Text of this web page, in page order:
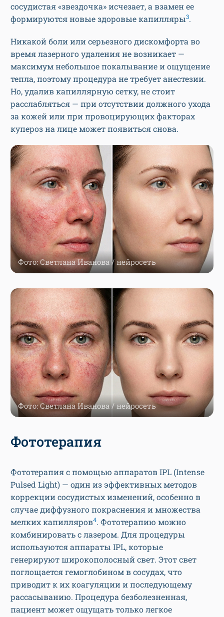
сосудистая «звездочка» исчезает, а взамен ее
формируются новые здоровые капилляры3.
Никакой боли или серьезного дискомфорта во
время лазерного удаления не возникает —
максимум небольшое покалывание и ощущение
тепла, поэтому процедура не требует анестезии.
Но, удалив капиллярную сетку, не стоит
расслабляться — при отсутствии должного ухода
за кожей или при провоцирующих факторах
купероз на лице может появиться снова.
Фото: Светлана Иванова / нейросеть
Фото: Светлана Иванова / нейросеть
Фототерапия
Фототерапия с помощью аппаратов IPL (Intense
Pulsed Light) — один из эффективных методов
коррекции сосудистых изменений, особенно в
случае диффузного покраснения и множества
мелких капилляров4. Фототерапию можно
комбинировать с лазером. Для процедуры
используются аппараты IPL, которые
генерируют широкополосный свет. Этот свет
поглощается гемоглобином в сосудах, что
приводит к их коагуляции и последующему
рассасыванию. Процедура безболезненная,
пациент может ощущать только легкое